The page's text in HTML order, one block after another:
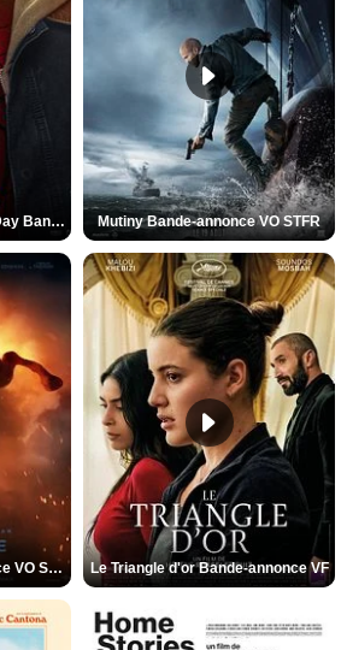
Spider-Man: Brand New Day Bande-annonce VO STFR Mutiny Bande-annonce VO STFR
L'Odyssée Bande-annonce VO STFR Le Triangle d'or Bande-annonce VF